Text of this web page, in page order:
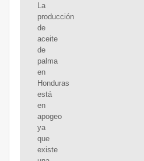
La
producción
de
aceite
de
palma
en
Honduras
está
en
apogeo
ya
que
existe